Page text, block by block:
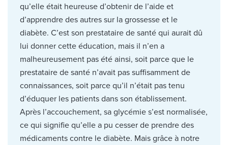
qu’elle était heureuse d’obtenir de l’aide et
d’apprendre des autres sur la grossesse et le
diabète. C’est son prestataire de santé qui aurait dû
lui donner cette éducation, mais il n’en a
malheureusement pas été ainsi, soit parce que le
prestataire de santé n’avait pas suffisamment de
connaissances, soit parce qu’il n’était pas tenu
d’éduquer les patients dans son établissement.
Après l’accouchement, sa glycémie s’est normalisée,
ce qui signifie qu’elle a pu cesser de prendre des
médicaments contre le diabète. Mais grâce à notre